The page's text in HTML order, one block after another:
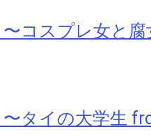
コスプレ女と腐
タイの大学生